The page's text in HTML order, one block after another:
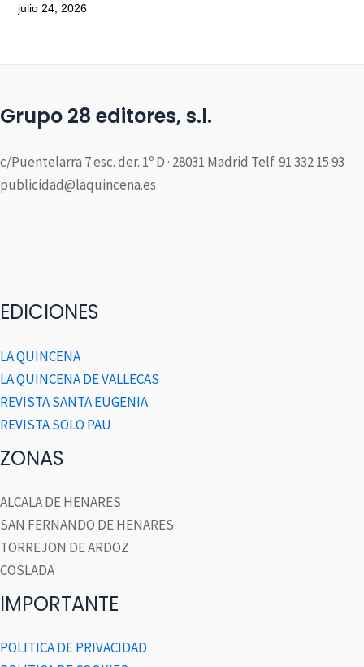
julio 24, 2026
Grupo 28 editores, s.l.
c/Puentelarra 7 esc. der. 1º D · 28031 Madrid Telf. 91 332 15 93
publicidad@laquincena.es
EDICIONES
LA QUINCENA
LA QUINCENA DE VALLECAS
REVISTA SANTA EUGENIA
REVISTA SOLO PAU
ZONAS
ALCALA DE HENARES
SAN FERNANDO DE HENARES
TORREJON DE ARDOZ
COSLADA
IMPORTANTE
POLITICA DE PRIVACIDAD